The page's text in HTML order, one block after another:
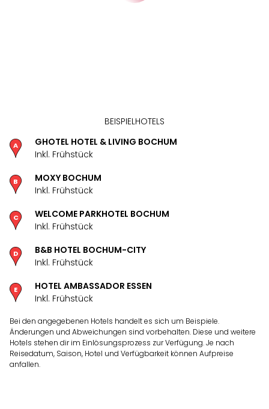
BEISPIELHOTELS
GHOTEL HOTEL & LIVING BOCHUM
Inkl. Frühstück
MOXY BOCHUM
Inkl. Frühstück
WELCOME PARKHOTEL BOCHUM
Inkl. Frühstück
B&B HOTEL BOCHUM-CITY
Inkl. Frühstück
HOTEL AMBASSADOR ESSEN
Inkl. Frühstück
Bei den angegebenen Hotels handelt es sich um Beispiele.
Änderungen und Abweichungen sind vorbehalten. Diese und weitere
Hotels stehen dir im Einlösungsprozess zur Verfügung. Je nach
Reisedatum, Saison, Hotel und Verfügbarkeit können Aufpreise
anfallen.